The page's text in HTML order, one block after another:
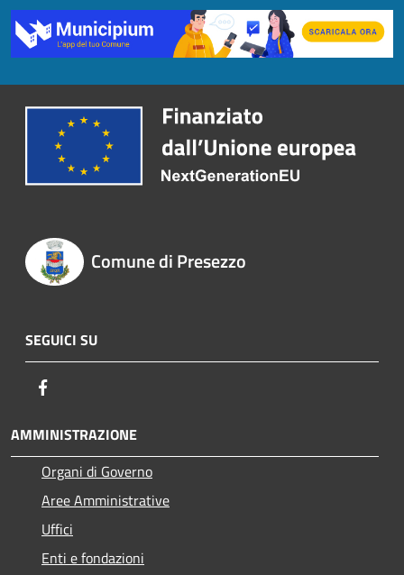
Comune di Presezzo
SEGUICI SU
AMMINISTRAZIONE
Organi di Governo
Aree Amministrative
Uffici
Enti e fondazioni